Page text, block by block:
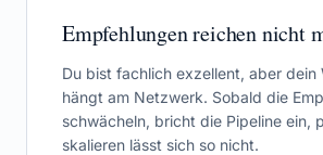
Empfehlungen reichen nicht
Du bist fachlich exzellent, aber dein
hängt am Netzwerk. Sobald die
schwächeln, bricht die Pipeline ein,
skalieren lässt sich so nicht.